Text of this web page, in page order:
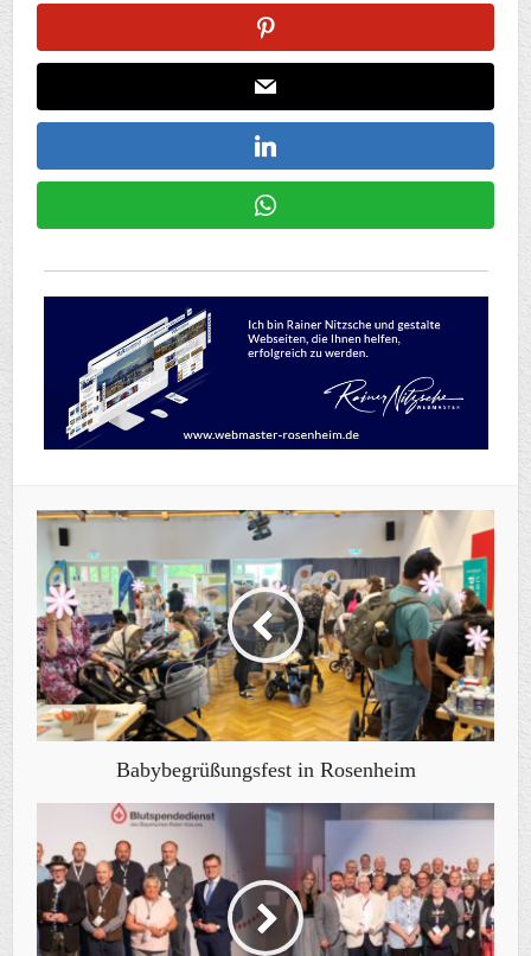
Babybegrüßungsfest in Rosenheim